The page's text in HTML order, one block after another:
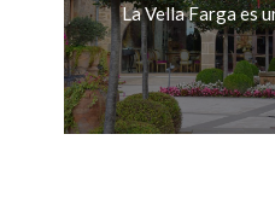
La Vella Farga es